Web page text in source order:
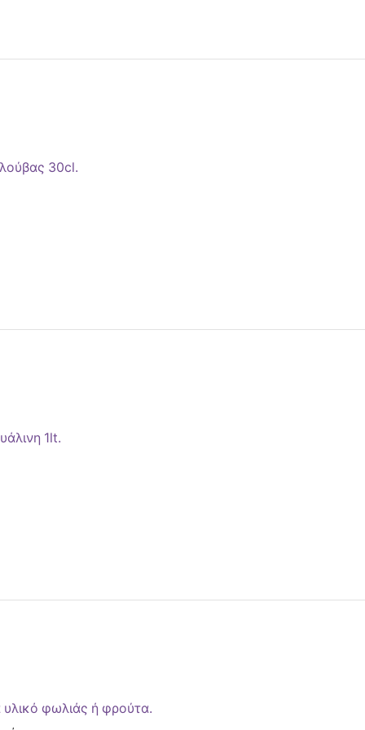
30cl.
1lt.
υλικό φωλιάς ή φρούτα.